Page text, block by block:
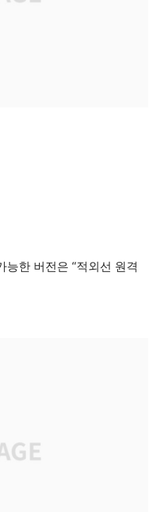
한 버전은 “적외선 원격